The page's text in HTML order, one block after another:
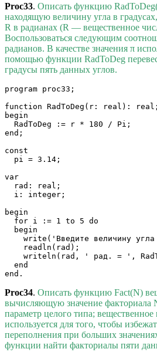
Proc33. Описать функцию
находящую величину угла в
R в радианах (R — вещественное
Воспользоваться следующим
радианов. В качестве значения π
помощью функции RadToDeg
градусы пять данных углов.
program proc33;
function RadToDeg(r: real): real;
begin
  RadToDeg := r * 180 / Pi;
end;
const
  pi = 3.14;
var
  rad: real;
  i: integer;
begin
  for i := 1 to 5 do
  begin
write('Введите величину угла
    readln(rad);
writeln(rad, ' рад. = ',
  end
Proc34. Описать функцию Fact(N)
вычисляющую значение
параметр целого типа; вещественное
используется для того, чтобы
переполнения при больших
функции найти факториалы пяти